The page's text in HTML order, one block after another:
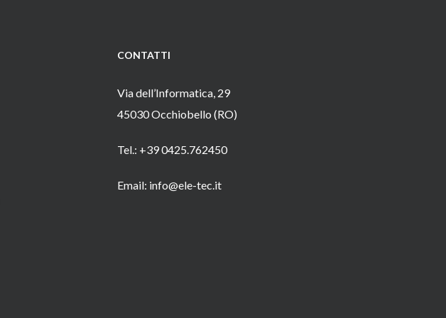
CONTATTI
Via dell’Informatica, 29
45030 Occhiobello (RO)
Tel.: +39 0425.762450
Email: info@ele-tec.it